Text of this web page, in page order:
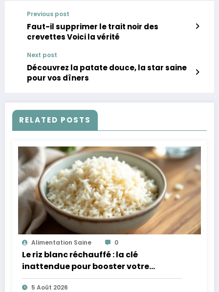
Previous post
Faut-il supprimer le trait noir des
crevettes Voici la vérité
Next post
Découvrez la patate douce, la star saine
pour vos dîners
RELATED POSTS
Alimentation Saine 0
Le riz blanc réchauffé : la clé
inattendue pour booster votre
microbiote
5 Août 2026